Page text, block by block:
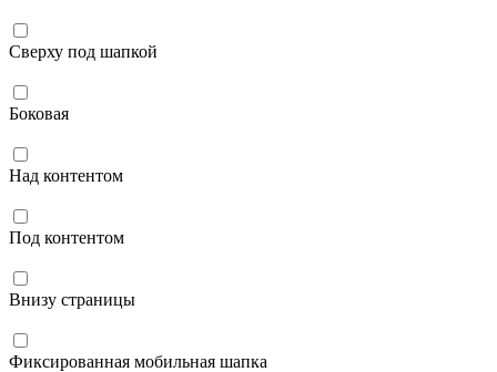
Сверху под шапкой
Боковая
Над контентом
Под контентом
Внизу страницы
Фиксированная мобильная шапка